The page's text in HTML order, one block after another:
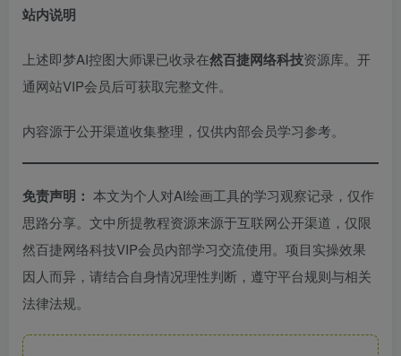
站内说明
上述即梦AI控图大师课已收录在然百捷网络科技资源库。开
通网站VIP会员后可获取完整文件。
内容源于公开渠道收集整理，仅供内部会员学习参考。
免责声明： 本文为个人对AI绘画工具的学习观察记录，仅作
思路分享。文中所提教程资源来源于互联网公开渠道，仅限
然百捷网络科技VIP会员内部学习交流使用。项目实操效果
因人而异，请结合自身情况理性判断，遵守平台规则与相关
法律法规。